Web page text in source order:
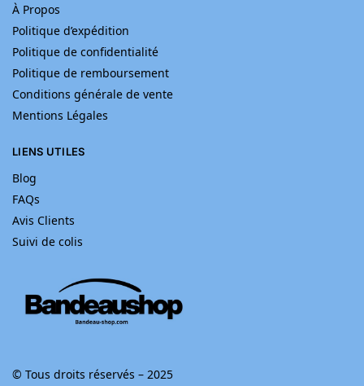
À Propos
Politique d’expédition
Politique de confidentialité
Politique de remboursement
Conditions générale de vente
Mentions Légales
LIENS UTILES
Blog
FAQs
Avis Clients
Suivi de colis
© Tous droits réservés – 2025